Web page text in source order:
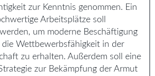
zur Kenntnis genommen. Ein
Arbeitsplätze soll
um moderne Beschäftigung
Wettbewerbsfähigkeit in der
zu erhalten. Außerdem soll eine
zur Bekämpfung der Armut